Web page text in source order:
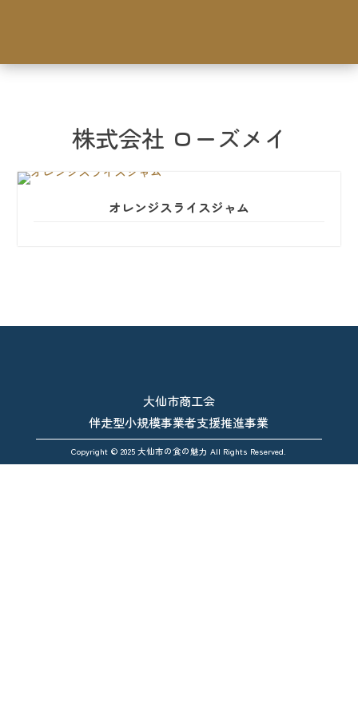
株式会社 ローズメイ
オレンジスライスジャム
大仙市商工会
伴走型小規模事業者支援推進事業
Copyright © 2025 大仙市の食の魅力 All Rights Reserved.